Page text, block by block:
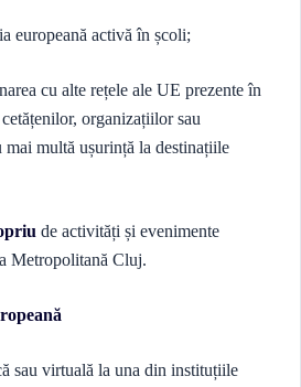
europeană activă în școli;
cu alte rețele ale UE prezente în
organizațiilor sau
multă ușurință la destinațiile
de activități și evenimente
Metropolitană Cluj.
sau virtuală la una din instituțiile